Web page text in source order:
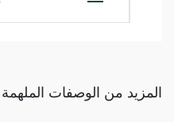
المزيد من الوصفات الملهمة